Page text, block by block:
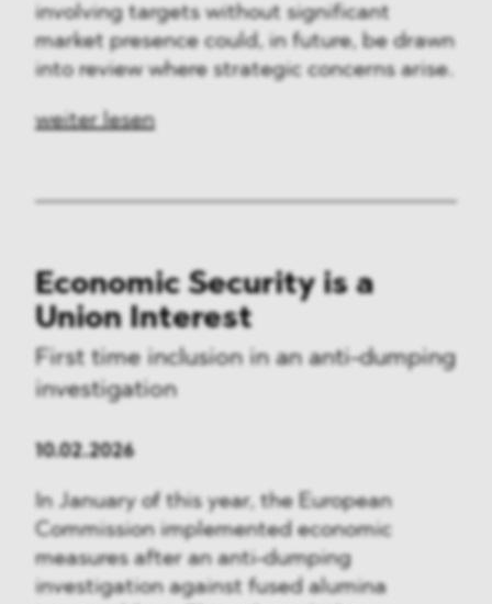
involving targets without significant
market presence could, in future, be drawn
into review where strategic concerns arise.
weiter lesen
Economic Security is a
Union Interest
First time inclusion in an anti-dumping
investigation
10.02.2026
In January of this year, the European
Commission implemented economic
measures after an anti-dumping
investigation against fused alumina